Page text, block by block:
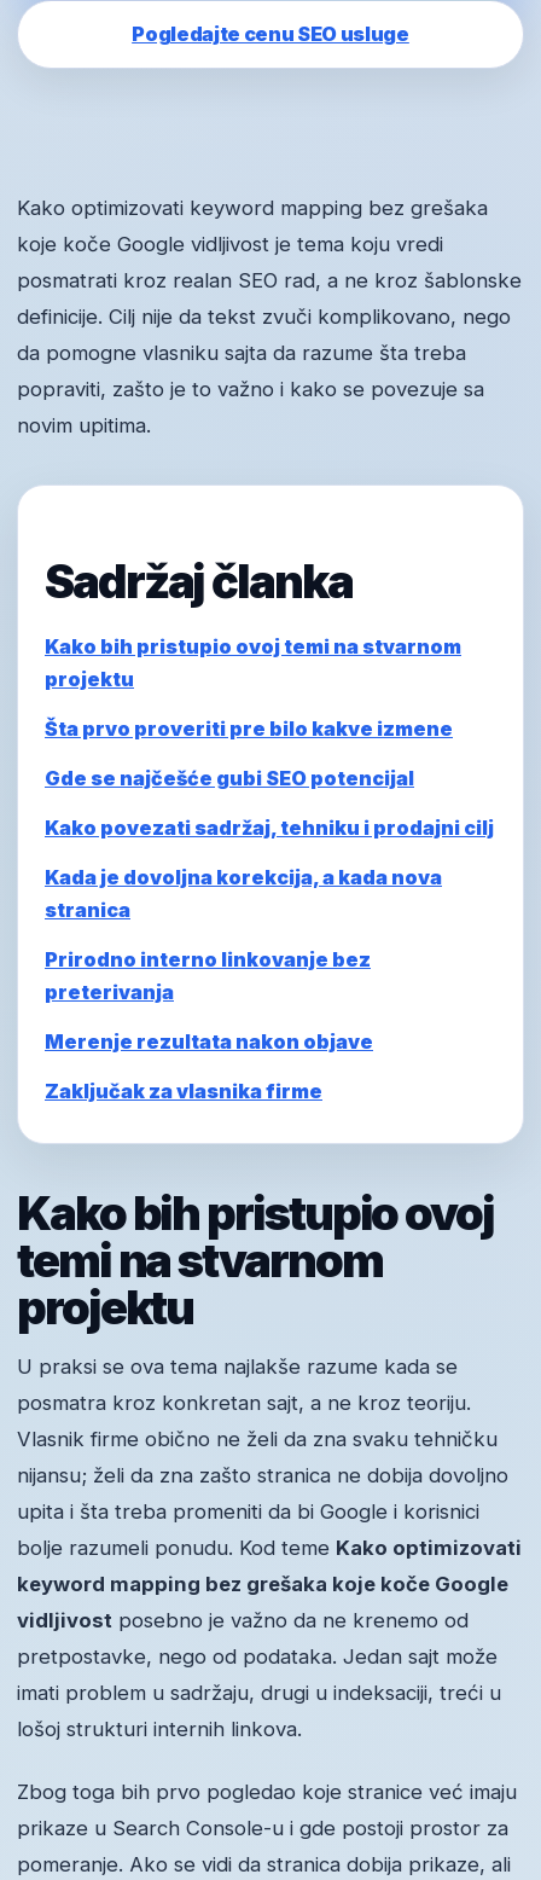
Pogledajte cenu SEO usluge
Kako optimizovati keyword mapping bez grešaka
koje koče Google vidljivost je tema koju vredi
posmatrati kroz realan SEO rad, a ne kroz šablonske
definicije. Cilj nije da tekst zvuči komplikovano, nego
da pomogne vlasniku sajta da razume šta treba
popraviti, zašto je to važno i kako se povezuje sa
novim upitima.
Sadržaj članka
Kako bih pristupio ovoj temi na stvarnom
projektu
Šta prvo proveriti pre bilo kakve izmene
Gde se najčešće gubi SEO potencijal
Kako povezati sadržaj, tehniku i prodajni cilj
Kada je dovoljna korekcija, a kada nova
stranica
Prirodno interno linkovanje bez
preterivanja
Merenje rezultata nakon objave
Zaključak za vlasnika firme
Kako bih pristupio ovoj
temi na stvarnom
projektu
U praksi se ova tema najlakše razume kada se
posmatra kroz konkretan sajt, a ne kroz teoriju.
Vlasnik firme obično ne želi da zna svaku tehničku
nijansu; želi da zna zašto stranica ne dobija dovoljno
upita i šta treba promeniti da bi Google i korisnici
bolje razumeli ponudu. Kod teme Kako optimizovati
keyword mapping bez grešaka koje koče Google
vidljivost posebno je važno da ne krenemo od
pretpostavke, nego od podataka. Jedan sajt može
imati problem u sadržaju, drugi u indeksaciji, treći u
lošoj strukturi internih linkova.
Zbog toga bih prvo pogledao koje stranice već imaju
prikaze u Search Console-u i gde postoji prostor za
pomeranje. Ako se vidi da stranica dobija prikaze, ali